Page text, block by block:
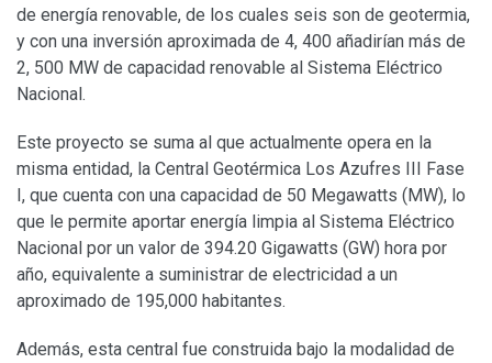
de energía renovable, de los cuales seis son de geotermia,
y con una inversión aproximada de 4, 400 añadirían más de
2, 500 MW de capacidad renovable al Sistema Eléctrico
Nacional.
Este proyecto se suma al que actualmente opera en la
misma entidad, la Central Geotérmica Los Azufres III Fase
I, que cuenta con una capacidad de 50 Megawatts (MW), lo
que le permite aportar energía limpia al Sistema Eléctrico
Nacional por un valor de 394.20 Gigawatts (GW) hora por
año, equivalente a suministrar de electricidad a un
aproximado de 195,000 habitantes.
Además, esta central fue construida bajo la modalidad de